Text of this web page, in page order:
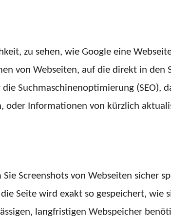
zu sehen, wie Google eine
von Webseiten, auf die direkt in den
Suchmaschinenoptimierung (SEO),
oder Informationen von kürzlich
Screenshots von Webseiten sicher
Seite wird exakt so gespeichert, wie
langfristigen Webspeicher